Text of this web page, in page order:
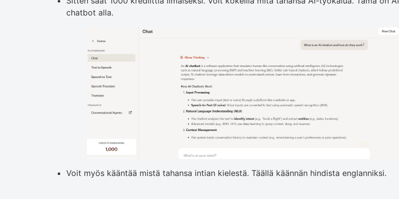
chatbot alla.
Voit myös kääntää mistä tahansa intian kielestä. Täällä käännän hindista englanniksi.